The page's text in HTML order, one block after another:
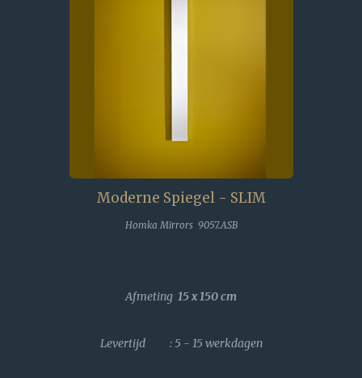
Moderne Spiegel - SLIM
Homka Mirrors 9057.ASB
Afmeting 15 x 150cm
Levertijd : 5 - 15 werkdagen